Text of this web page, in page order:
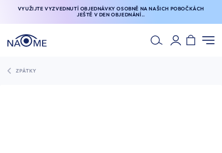
VYUŽIJTE VYZVEDNUTÍ OBJEDNÁVKY OSOBNĚ NA NAŠICH POBOČKÁCH
JEŠTĚ V DEN OBJEDNÁNÍ..
ZPÁTKY